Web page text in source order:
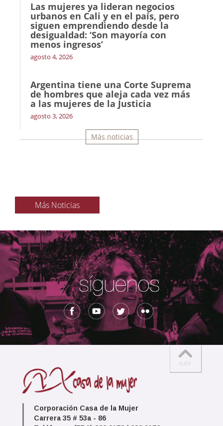
Las mujeres ya lideran negocios
urbanos en Cali y en el país, pero
siguen emprendiendo desde la
desigualdad: ‘Son mayoría con
menos ingresos’
agosto 4, 2026
Argentina tiene una Corte Suprema
de hombres que aleja cada vez más
a las mujeres de la Justicia
agosto 3, 2026
Más noticias
Más Noticias
Corporación Casa de la Mujer
Carrera 35 # 53a - 86